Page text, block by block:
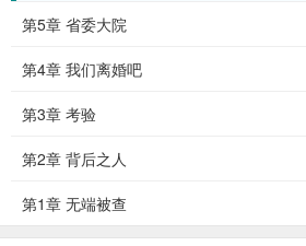
第5章 省委大院
第4章 我们离婚吧
第3章 考验
第2章 背后之人
第1章 无端被查